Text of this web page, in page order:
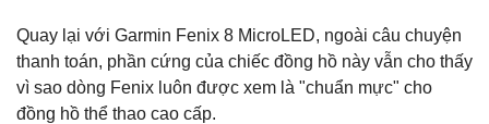
Quay lại với Garmin Fenix 8 MicroLED, ngoài câu chuyện
thanh toán, phần cứng của chiếc đồng hồ này vẫn cho thấy
vì sao dòng Fenix luôn được xem là "chuẩn mực" cho
đồng hồ thể thao cao cấp.